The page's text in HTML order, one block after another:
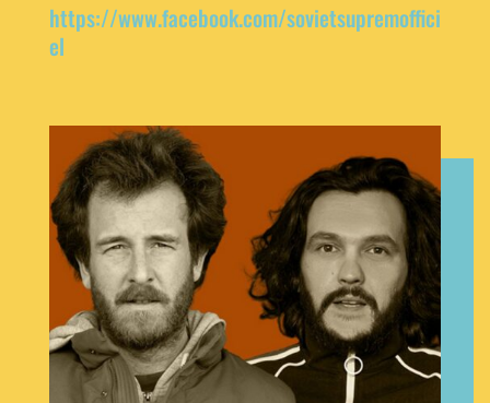
https://www.facebook.com/sovietsupremoffici
el